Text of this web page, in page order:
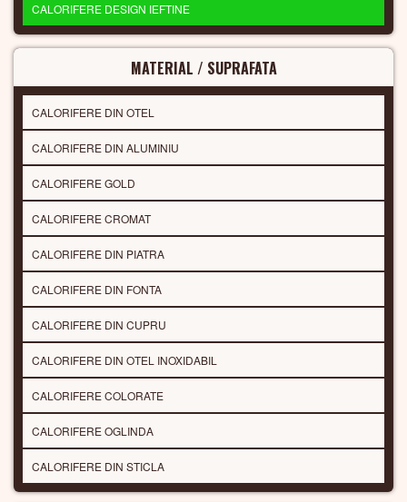
CALORIFERE DESIGN IEFTINE
MATERIAL / SUPRAFATA
CALORIFERE DIN OTEL
CALORIFERE DIN ALUMINIU
CALORIFERE GOLD
CALORIFERE CROMAT
CALORIFERE DIN PIATRA
CALORIFERE DIN FONTA
CALORIFERE DIN CUPRU
CALORIFERE DIN OTEL INOXIDABIL
CALORIFERE COLORATE
CALORIFERE OGLINDA
CALORIFERE DIN STICLA